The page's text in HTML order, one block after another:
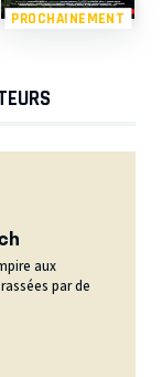
PROCHAINEMENT
aux
par de